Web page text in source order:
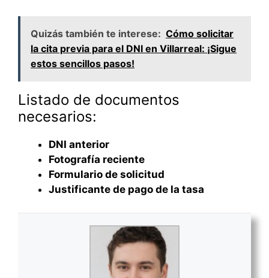
Quizás también te interese: Cómo solicitar
la cita previa para el DNI en Villarreal: ¡Sigue
estos sencillos pasos!
Listado de documentos
necesarios:
DNI anterior
Fotografía reciente
Formulario de solicitud
Justificante de pago de la tasa